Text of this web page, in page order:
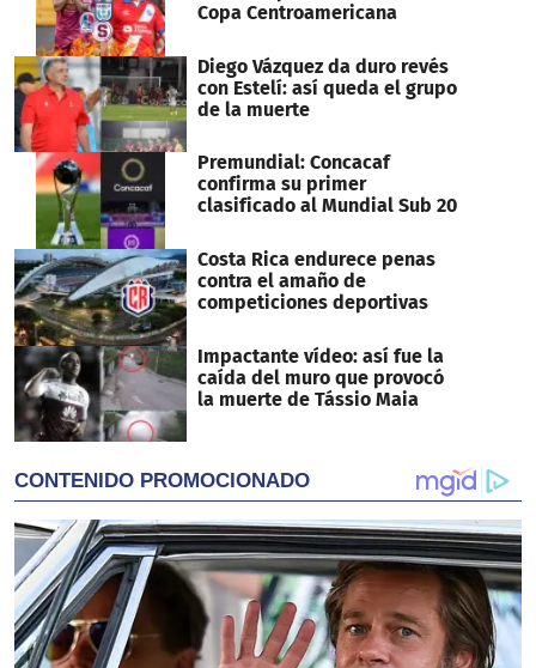
Copa Centroamericana
Diego Vázquez da duro revés
con Estelí: así queda el grupo
de la muerte
Premundial: Concacaf
confirma su primer
clasificado al Mundial Sub 20
Costa Rica endurece penas
contra el amaño de
competiciones deportivas
Impactante vídeo: así fue la
caída del muro que provocó
la muerte de Tássio Maia